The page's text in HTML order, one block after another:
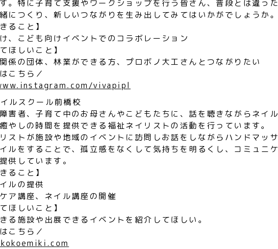
。特に子育て支援やワークショップを行う皆さん、普段とは違っ
につくり、新しいつながりを生み出してみてはいかがでしょうか
ること】
、こども向けイベントでのコラボレーション
ほしいこと】
係の団体、林業ができる方、プロボノ大工さんとつながりたい
こちら／
vivapipl
ルスクール前橋校
害者、子育て中のお母さんやこどもたちに、話を聴きながらネイ
やしの時間を提供できる福祉ネイリストの活動を行っています。
ストが施設や地域のイベントに訪問しお話をしながらハンドマッ
ルをすることで、孤立感をなくして気持ちを明るくし、コミュニ
供しています。
ること】
ルの提供
ア講座、ネイル講座の開催
ほしいこと】
る施設や出展できるイベントを紹介してほしい。
こちら／